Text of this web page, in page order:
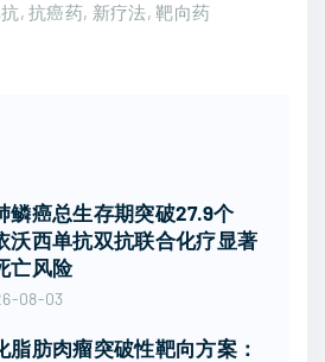
抗癌药 新疗法 靶向药
鳞癌总生存期突破27.9个
沃西单抗双抗联合化疗显著
亡风险
08-03
脂肪肉瘤突破性靶向方案：